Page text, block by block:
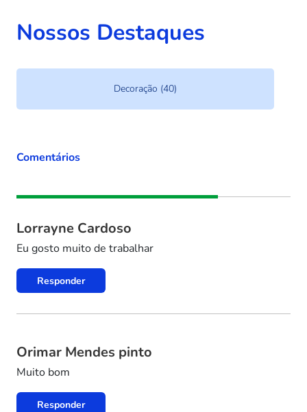
Nossos Destaques
Decoração (40)
Comentários
Lorrayne Cardoso
Eu gosto muito de trabalhar
Responder
Orimar Mendes pinto
Muito bom
Responder